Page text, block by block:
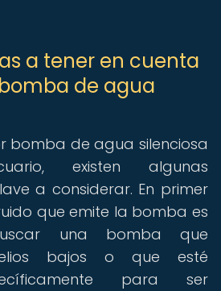
a tener en cuenta
de agua
bomba de agua silenciosa
existen algunas
a considerar. En primer
que emite la bomba es
una bomba que
bajos o que esté
para ser